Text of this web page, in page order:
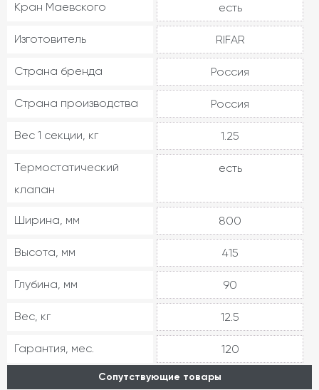
Кран Маевского есть
Изготовитель RIFAR
Страна бренда Россия
Страна производства Россия
Вес 1 секции, кг 1.25
Термостатический
клапан
есть
Ширина, мм 800
Высота, мм 415
Глубина, мм 90
Вес, кг 12.5
Гарантия, мес. 120
Сопутствующие товары